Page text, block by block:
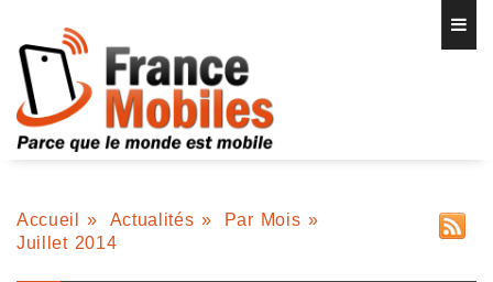
Accueil » Actualités » Par Mois »
Juillet 2014